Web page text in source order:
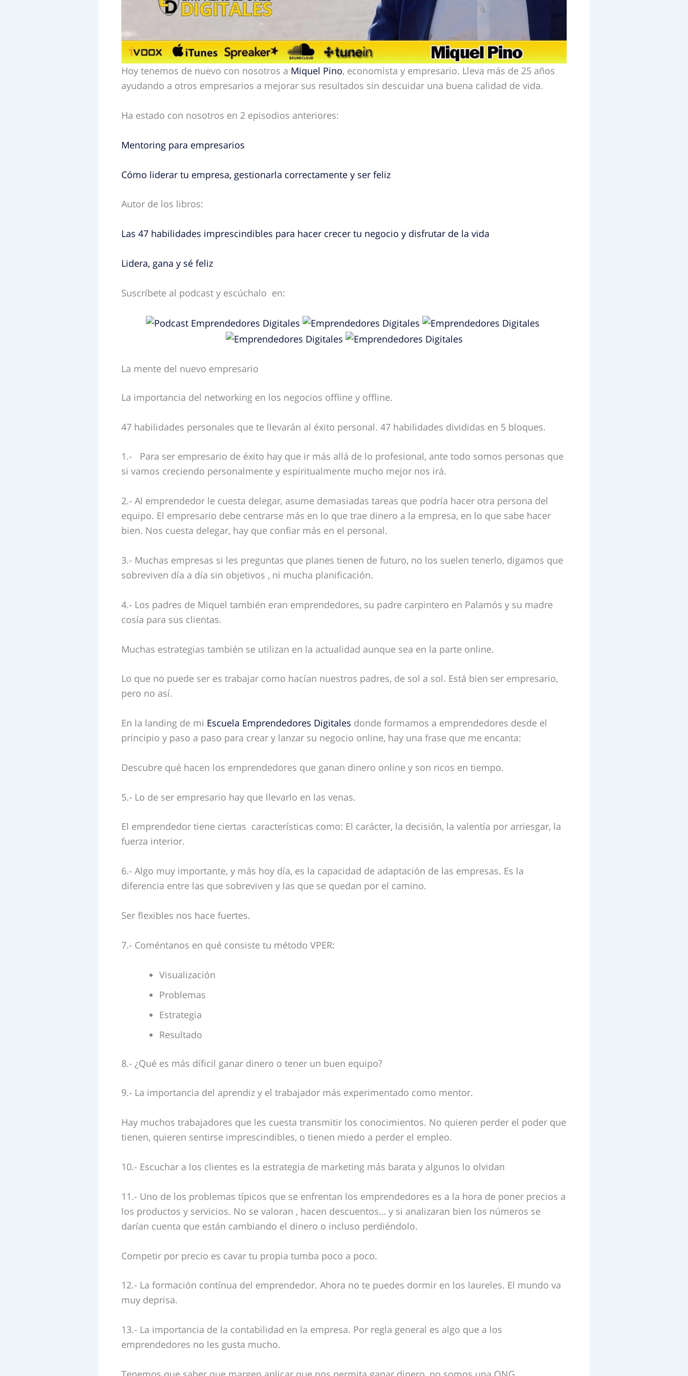
Hoy tenemos de nuevo con nosotros a Miquel Pino, economista y empresario. Lleva más de 25 años
ayudando a otros empresarios a mejorar sus resultados sin descuidar una buena calidad de vida.
Ha estado con nosotros en 2 episodios anteriores:
Mentoring para empresarios
Cómo liderar tu empresa, gestionarla correctamente y ser feliz
Autor de los libros:
Las 47 habilidades imprescindibles para hacer crecer tu negocio y disfrutar de la vida
Lidera, gana y sé feliz
Suscríbete al podcast y escúchalo en:
La mente del nuevo empresario
La importancia del networking en los negocios offline y offline.
47 habilidades personales que te llevarán al éxito personal. 47 habilidades divididas en 5 bloques.
1.- Para ser empresario de éxito hay que ir más allá de lo profesional, ante todo somos personas que
si vamos creciendo personalmente y espiritualmente mucho mejor nos irá.
2.- Al emprendedor le cuesta delegar, asume demasiadas tareas que podría hacer otra persona del
equipo. El empresario debe centrarse más en lo que trae dinero a la empresa, en lo que sabe hacer
bien. Nos cuesta delegar, hay que confiar más en el personal.
3.- Muchas empresas si les preguntas que planes tienen de futuro, no los suelen tenerlo, digamos que
sobreviven día a día sin objetivos , ni mucha planificación.
4.- Los padres de Miquel también eran emprendedores, su padre carpintero en Palamós y su madre
cosía para sus clientas.
Muchas estrategias también se utilizan en la actualidad aunque sea en la parte online.
Lo que no puede ser es trabajar como hacían nuestros padres, de sol a sol. Está bien ser empresario,
pero no así.
En la landing de mi Escuela Emprendedores Digitales donde formamos a emprendedores desde el
principio y paso a paso para crear y lanzar su negocio online, hay una frase que me encanta:
Descubre qué hacen los emprendedores que ganan dinero online y son ricos en tiempo.
5.- Lo de ser empresario hay que llevarlo en las venas.
El emprendedor tiene ciertas características como: El carácter, la decisión, la valentía por arriesgar, la
fuerza interior.
6.- Algo muy importante, y más hoy día, es la capacidad de adaptación de las empresas. Es la
diferencia entre las que sobreviven y las que se quedan por el camino.
Ser flexibles nos hace fuertes.
7.- Coméntanos en qué consiste tu método VPER:
Visualización
Problemas
Estrategia
Resultado
8.- ¿Qué es más díficil ganar dinero o tener un buen equipo?
9.- La importancia del aprendiz y el trabajador más experimentado como mentor.
Hay muchos trabajadores que les cuesta transmitir los conocimientos. No quieren perder el poder que
tienen, quieren sentirse imprescindibles, o tienen miedo a perder el empleo.
10.- Escuchar a los clientes es la estrategia de marketing más barata y algunos lo olvidan
11.- Uno de los problemas típicos que se enfrentan los emprendedores es a la hora de poner precios a
los productos y servicios. No se valoran , hacen descuentos… y si analizaran bien los números se
darían cuenta que están cambiando el dinero o incluso perdiéndolo.
Competir por precio es cavar tu propia tumba poco a poco.
12.- La formación contínua del emprendedor. Ahora no te puedes dormir en los laureles. El mundo va
muy deprisa.
13.- La importancia de la contabilidad en la empresa. Por regla general es algo que a los
emprendedores no les gusta mucho.